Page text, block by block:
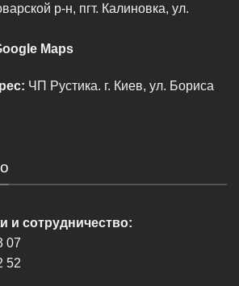
р-н, пгт. Калиновка, ул.
Maps
ЧП Рустика. г. Киев, ул. Бориса
и сотрудничество:
07
52